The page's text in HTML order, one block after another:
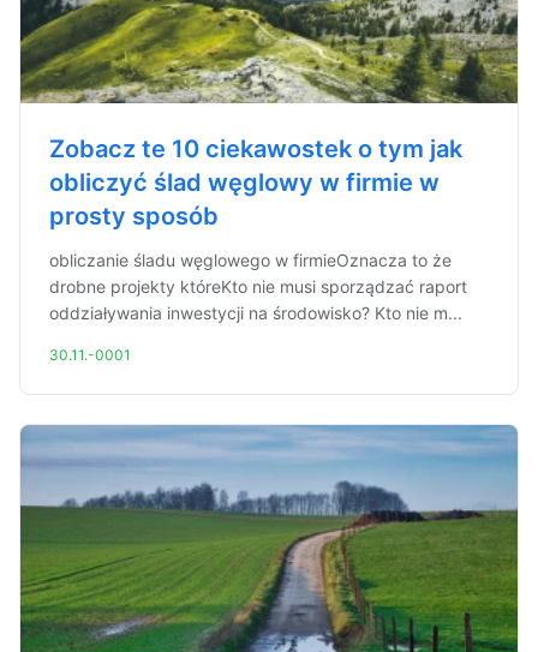
Zobacz te 10 ciekawostek o tym jak
obliczyć ślad węglowy w firmie w
prosty sposób
obliczanie śladu węglowego w firmieOznacza to że
drobne projekty któreKto nie musi sporządzać raport
oddziaływania inwestycji na środowisko? Kto nie m...
30.11.-0001